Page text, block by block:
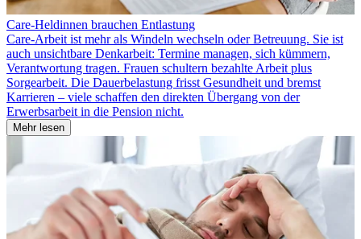
Care-Heldinnen brauchen Entlastung
Care-Arbeit ist mehr als Windeln wechseln oder Betreuung. Sie ist
auch unsichtbare Denkarbeit: Termine managen, sich kümmern,
Verantwortung tragen. Frauen schultern bezahlte Arbeit plus
Sorgearbeit. Die Dauerbelastung frisst Gesundheit und bremst
Karrieren – viele schaffen den direkten Übergang von der
Erwerbsarbeit in die Pension nicht.
Mehr lesen